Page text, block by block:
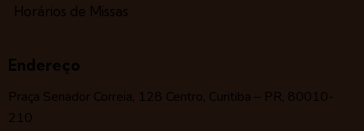
Horários de Missas
Endereço
Praça Senador Correia, 128 Centro, Curitiba – PR, 80010-
210